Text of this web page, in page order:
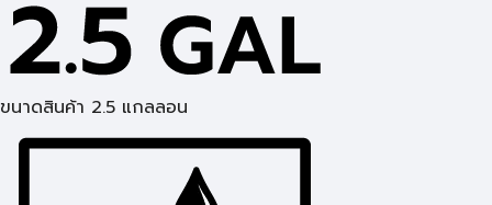
ขนาดสินค้า 2.5 แกลลอน